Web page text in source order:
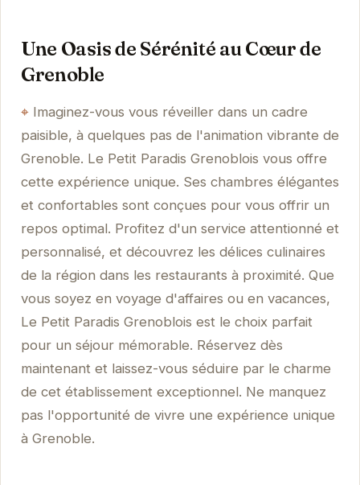
Une Oasis de Sérénité au Cœur de
Grenoble
Imaginez-vous vous réveiller dans un cadre
paisible, à quelques pas de l'animation vibrante de
Grenoble. Le Petit Paradis Grenoblois vous offre
cette expérience unique. Ses chambres élégantes
et confortables sont conçues pour vous offrir un
repos optimal. Profitez d'un service attentionné et
personnalisé, et découvrez les délices culinaires
de la région dans les restaurants à proximité. Que
vous soyez en voyage d'affaires ou en vacances,
Le Petit Paradis Grenoblois est le choix parfait
pour un séjour mémorable. Réservez dès
maintenant et laissez-vous séduire par le charme
de cet établissement exceptionnel. Ne manquez
pas l'opportunité de vivre une expérience unique
à Grenoble.